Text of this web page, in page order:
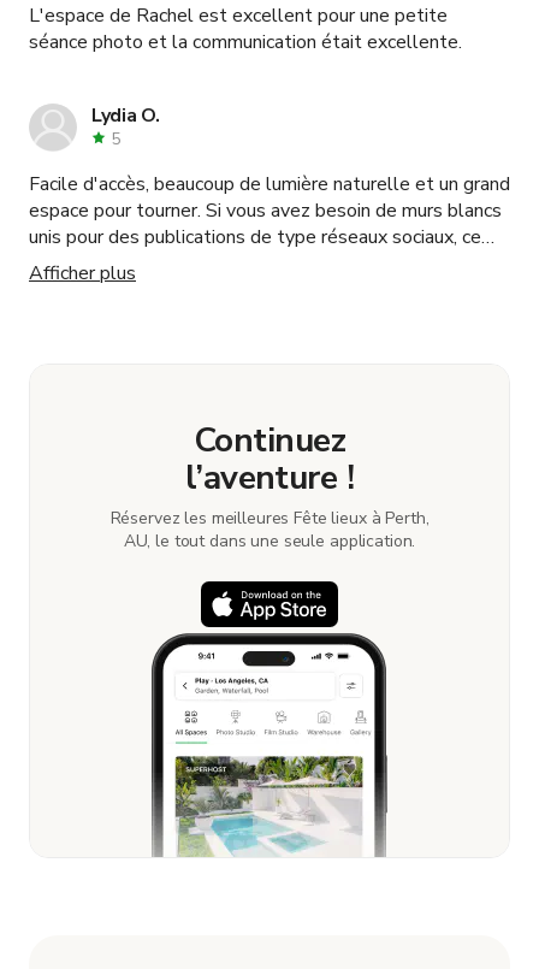
L'espace de Rachel est excellent pour une petite
séance photo et la communication était excellente.
Lydia O.
5
Facile d'accès, beaucoup de lumière naturelle et un grand
espace pour tourner. Si vous avez besoin de murs blancs
unis pour des publications de type réseaux sociaux, ce
serait parfait. J'ai réservé avec un délai court et tout
s'est déroulé sans problème.
Afficher plus
Continuez
l’aventure !
Réservez les meilleures Fête lieux à Perth,
AU, le tout dans une seule application.